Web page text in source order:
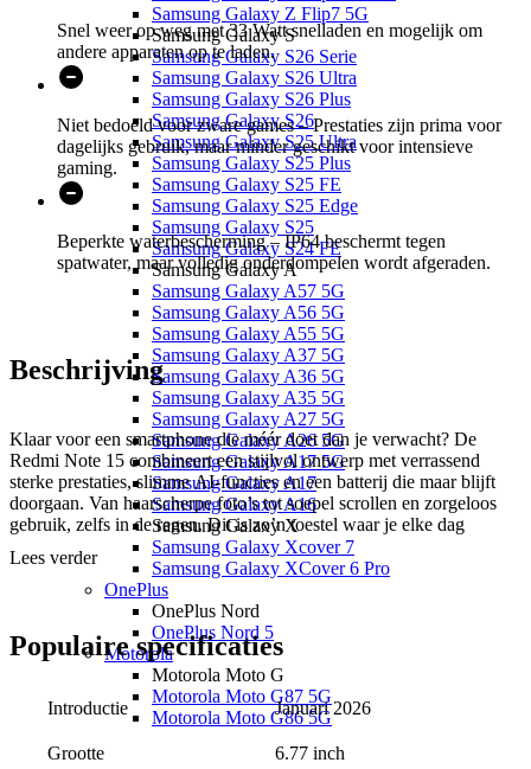
Samsung Galaxy Z Flip7 5G
Samsung Galaxy S
Samsung Galaxy S26 Serie
Samsung Galaxy S26 Ultra
Samsung Galaxy S26 Plus
Samsung Galaxy S26
Samsung Galaxy S25 Ultra
Samsung Galaxy S25 Plus
Samsung Galaxy S25 FE
Samsung Galaxy S25 Edge
Samsung Galaxy S25
Samsung Galaxy S24 FE
Samsung Galaxy A
Samsung Galaxy A57 5G
Samsung Galaxy A56 5G
Samsung Galaxy A55 5G
Samsung Galaxy A37 5G
Samsung Galaxy A36 5G
Samsung Galaxy A35 5G
Samsung Galaxy A27 5G
Samsung Galaxy A26 5G
Samsung Galaxy A17 5G
Samsung Galaxy A17
Samsung Galaxy A16
Samsung Galaxy X
Samsung Galaxy Xcover 7
Samsung Galaxy XCover 6 Pro
OnePlus
OnePlus Nord
OnePlus Nord 5
Motorola
Motorola Moto G
Motorola Moto G87 5G
Motorola Moto G86 5G
Motorola Moto G67
Snel weer op weg met 33 Watt snelladen en mogelijk om
andere apparaten op te laden.
Niet bedoeld voor zware games – Prestaties zijn prima voor
dagelijks gebruik, maar minder geschikt voor intensieve
gaming.
Beperkte waterbescherming – IP64 beschermt tegen
spatwater, maar volledig onderdompelen wordt afgeraden.
Beschrijving
Klaar voor een smartphone die méér doet dan je verwacht? De
Redmi Note 15 combineert een stijlvol ontwerp met verrassend
sterke prestaties, slimme AI-functies en een batterij die maar blijft
doorgaan. Van haarscherpe foto’s tot soepel scrollen en zorgeloos
gebruik, zelfs in de regen. Dit is zo’n toestel waar je elke dag
opnieuw blij van wordt. Lees snel verder en ontdek waarom.
Gemaakt voor elke dag
De Redmi Note 15 is ontworpen om tegen het dagelijkse leven te
kunnen. Het toestel voelt stevig aan en ligt comfortabel in de hand,
waardoor hij fijn is om de hele dag te gebruiken.
IP64-beschermingis de telefoon bestand tegen stof en
spatwater. Een onverwachte regenbui of wat water op het scherm is
Lees verder
Populairespecificaties
Introductie Januari 2026
Grootte 6.77 inch